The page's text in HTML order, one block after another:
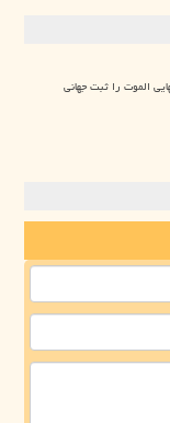
الموت را ثبت جهانی